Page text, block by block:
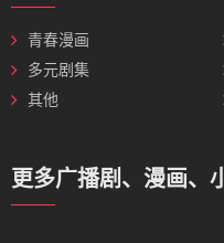
青春漫画
多元剧集
其他
更多广播剧、漫画、